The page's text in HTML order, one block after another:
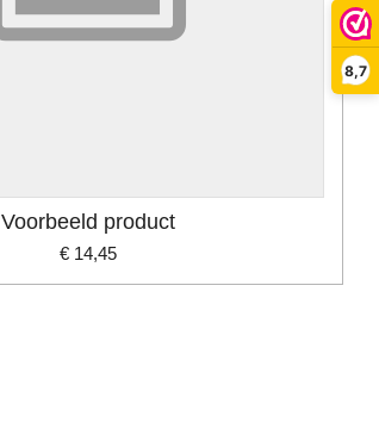
8,7
Voorbeeld product
€ 14,45